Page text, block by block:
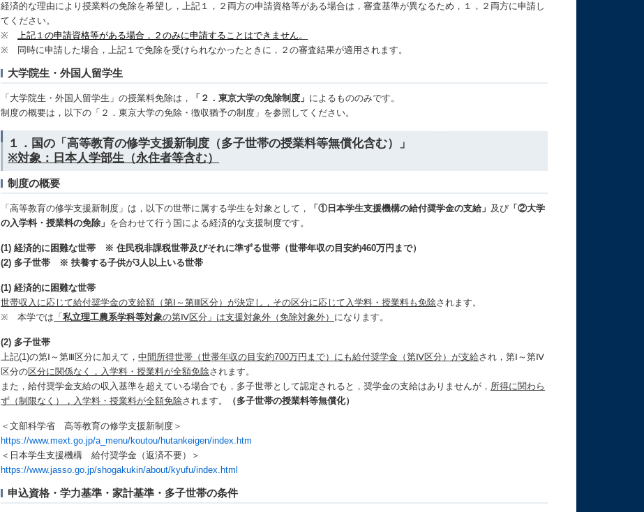
経済的な理由により授業料の免除を希望し，上記１，２両方の申請資格等がある場合は，審査基準が異なるため，１，２両方に申請し
てください。
※上記１の申請資格等がある場合，２のみに申請することはできません。
※ 同時に申請した場合，上記１で免除を受けられなかったときに，２の審査結果が適用されます。
大学院生・外国人留学生
「大学院生・外国人留学生」の授業料免除は， 「２．東京大学の免除制度」 によるもののみです。
制度の概要は，以下の「２．東京大学の免除・徴収猶予の制度」を参照してください。
１．国の「高等教育の修学支援新制度（多子世帯の授業料等無償化含む）」
※対象：日本人学部生（永住者等含む）
制度の概要
「高等教育の修学支援新制度」は，以下の世帯に属する学生を対象として， 「①日本学生支援機構の給付奨学金の支給」 及び 「②大学
の入学料・授業料の免除」 を合わせて行う国による経済的な支援制度です。
(1) 経済的に困難な世帯 ※ 住民税非課税世帯及びそれに準ずる世帯（世帯年収の目安約460万円まで）
(2) 多子世帯 ※ 扶養する子供が3人以上いる世帯
(1) 経済的に困難な世帯
世帯収入に応じて給付奨学金の支給額（第Ⅰ～第Ⅲ区分）が決定し，その区分に応じて入学料・授業料も免除されます。
※ 本学では 「私立理工農系学科等対象の第Ⅳ区分」は支援対象外（免除対象外） になります。
(2) 多子世帯
上記(1)の第Ⅰ～第Ⅲ区分に加えて，中間所得世帯（世帯年収の目安約700万円まで）にも給付奨学金（第Ⅳ区分）が支給され，第Ⅰ～第Ⅳ
区分の区分に関係なく，入学料・授業料が全額免除されます。
また，給付奨学金支給の収入基準を超えている場合でも，多子世帯として認定されると，奨学金の支給はありませんが， 所得に関わら
ず（制限なく），入学料・授業料が全額免除されます。 （多子世帯の授業料等無償化）
＜文部科学省 高等教育の修学支援新制度＞
https://www.mext.go.jp/a_menu/koutou/hutankeigen/index.htm
＜日本学生支援機構 給付奨学金（返済不要）＞
https://www.jasso.go.jp/shogakukin/about/kyufu/index.html
申込資格・学力基準・家計基準・多子世帯の条件